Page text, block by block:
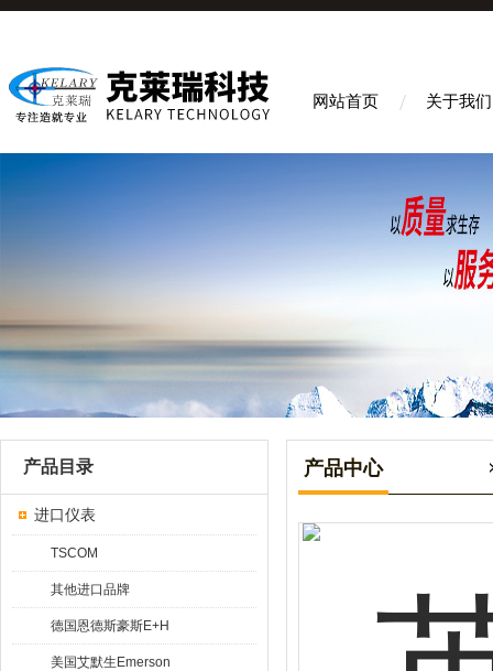
网站首页 关于我们
产品目录
进口仪表
TSCOM
其他进口品牌
德国恩德斯豪斯E+H
美国艾默生Emerson
产品中心